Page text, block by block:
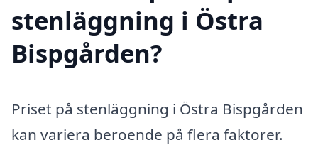
stenläggning i Östra
Bispgården?
Priset på stenläggning i Östra Bispgården
kan variera beroende på flera faktorer.